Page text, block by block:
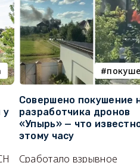
у
Совершено покушение
разработчика дронов
«Упырь» — что
этому часу
Сработало взрывное